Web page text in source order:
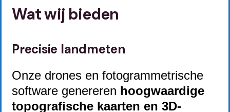
Wat wij bieden
Precisie landmeten
Onze drones en fotogrammetrische
software genereren hoogwaardige
topografische kaarten en 3D-